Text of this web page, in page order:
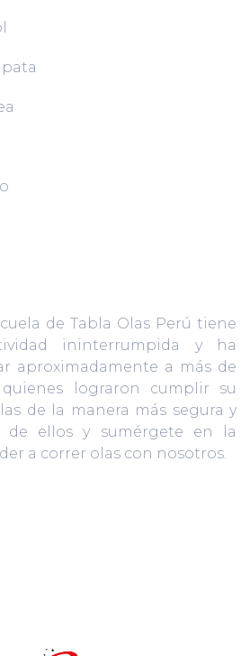
de Tabla Olas Perú tiene
ininterrumpida y ha
aproximadamente a más de
quienes lograron cumplir su
de la manera más segura y
de ellos y sumérgete en la
a correr olas con nosotros.